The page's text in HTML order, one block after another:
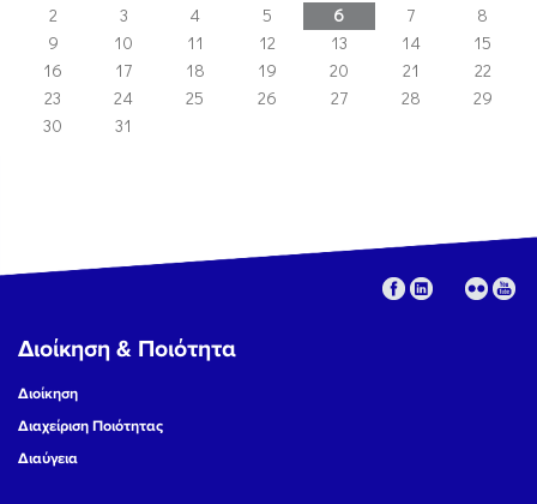
2
3 4 5 6 7
8
9
10 11 12 13 14
15
16
17 18 19 20 21
22
23
24 25 26 27 28
29
30
31
Διοίκηση & Ποιότητα
Διοίκηση
Διαχείριση Ποιότητας
Διαύγεια